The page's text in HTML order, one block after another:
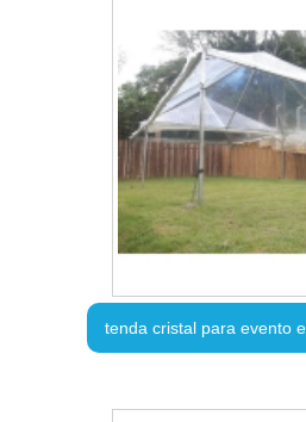
tenda cristal para evento